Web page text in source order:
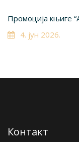
Промоција књиге
4. јун 2026.
Контакт